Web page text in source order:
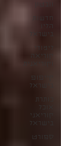
חדשות
הליו
בישראל
לימודי
קוריאה
קייפופ
בישראל
כותרת
אוכל
קוריאני
בישראל
ספורט